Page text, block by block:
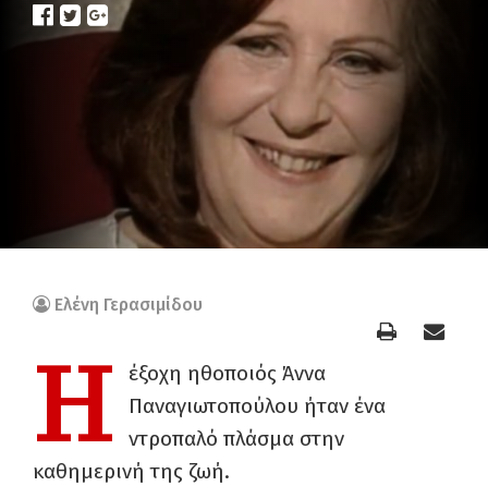
Ελένη Γερασιμίδου
Η
έξοχη ηθοποιός Άννα
Παναγιωτοπούλου ήταν ένα
ντροπαλό πλάσμα στην
καθημερινή της ζωή.